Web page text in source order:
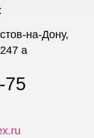
на-Дону,
а
75